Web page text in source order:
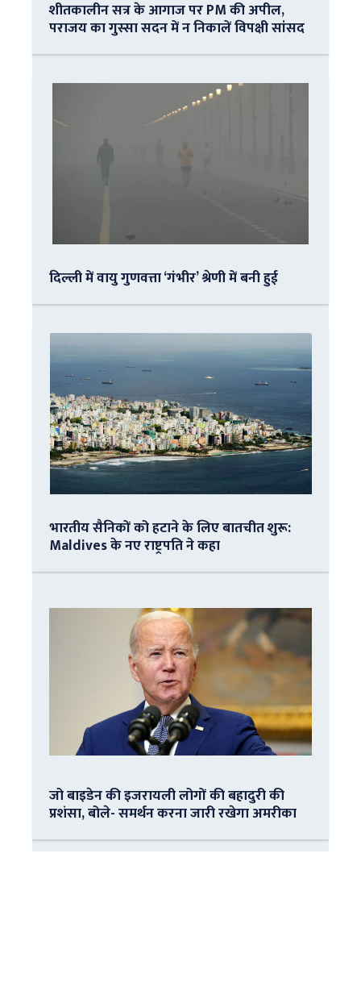
शीतकालीन सत्र के आगाज पर PM की अपील,
पराजय का गुस्सा सदन में न निकालें विपक्षी सांसद
दिल्ली में वायु गुणवत्ता ‘गंभीर’ श्रेणी में बनी हुई
भारतीय सैनिकों को हटाने के लिए बातचीत शुरू:
Maldives के नए राष्ट्रपति ने कहा
जो बाइडेन की इजरायली लोगों की बहादुरी की
प्रशंसा, बोले- समर्थन करना जारी रखेगा अमरीका